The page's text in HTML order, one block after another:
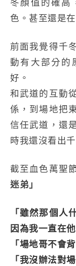
冬顏值的確高
色。甚至還是
前面我覺得千
動有大部分的
好。
和武道的互動
係，到場地把
信任武道，還
時我還沒看出
截至血色萬聖
迷弟」
「雖然那個人
因為我一直在
「場地哥不會
「我沒辦法對